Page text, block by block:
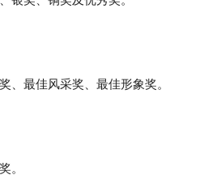
、最佳风采奖、最佳形象奖。
。